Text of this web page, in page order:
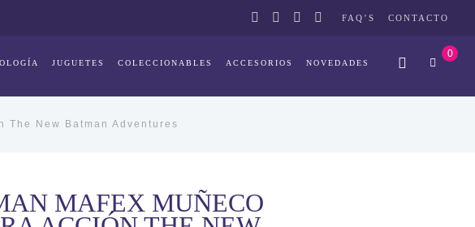
FAQ’S CONTACTO
JUGUETES COLECCIONABLES ACCESORIOS NOVEDADES
0
The New Batman Adventures
MAFEX MUÑECO